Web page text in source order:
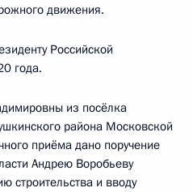
движения.
Российской
года.
из посёлка
района Московской
приёма дано поручение
Андрею Воробьеву
строительства и вводу